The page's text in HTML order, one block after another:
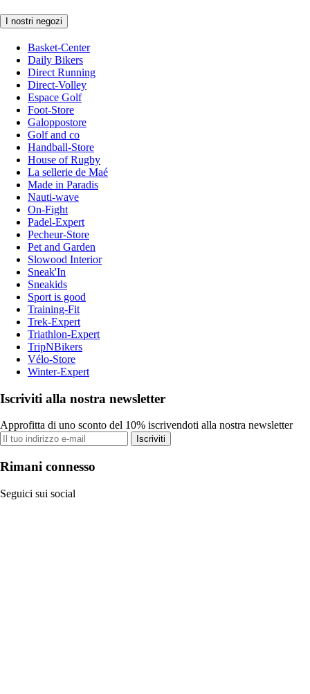
I nostri negozi
Basket-Center
Daily Bikers
Direct Running
Direct-Volley
Espace Golf
Foot-Store
Galoppostore
Golf and co
Handball-Store
House of Rugby
La sellerie de Maé
Made in Paradis
Nauti-wave
On-Fight
Padel-Expert
Pecheur-Store
Pet and Garden
Slowood Interior
Sneak'In
Sneakids
Sport is good
Training-Fit
Trek-Expert
Triathlon-Expert
TripNBikers
Vélo-Store
Winter-Expert
Iscriviti alla nostra newsletter
Approfitta di uno sconto del 10% iscrivendoti alla nostra newsletter
Iscriviti
Rimani connesso
Seguici sui social